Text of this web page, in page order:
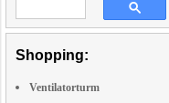
Shopping:
Ventilatorturm